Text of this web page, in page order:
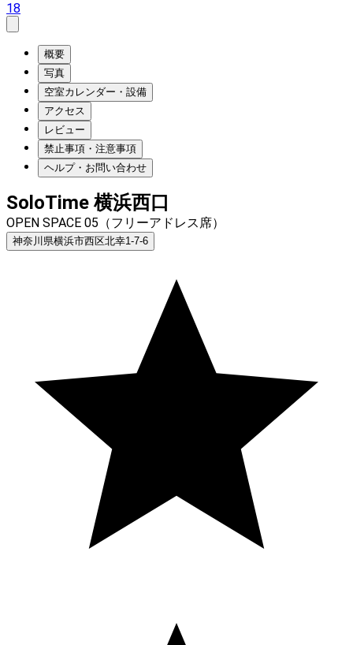
18
概要
写真
空室カレンダー・設備
アクセス
レビュー
禁止事項・注意事項
ヘルプ・お問い合わせ
SoloTime 横浜西口
OPEN SPACE 05（フリーアドレス席）
神奈川県横浜市西区北幸1-7-6